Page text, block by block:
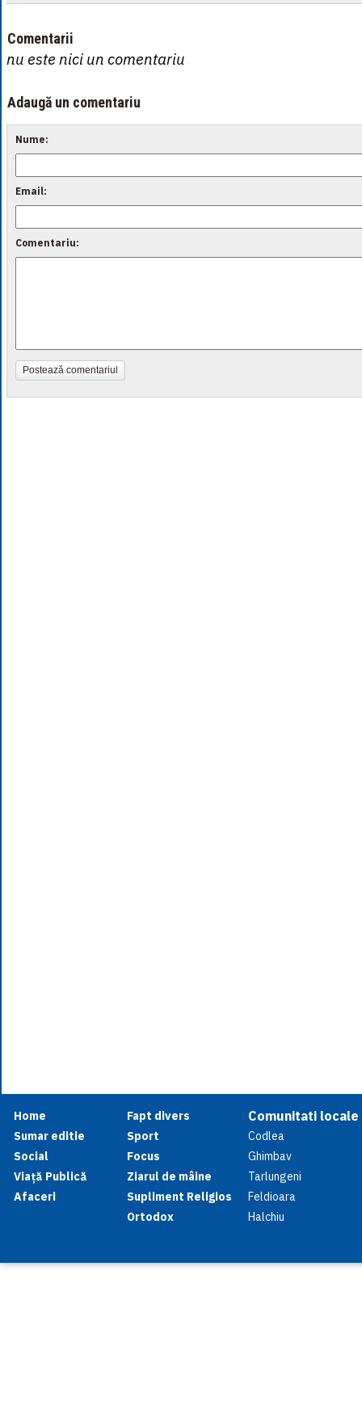
Comentarii
nu este nici un comentariu
Adaugă un comentariu
Nume:
Email:
Comentariu:
Postează comentariul
Home
Sumar editie
Social
Viață Publică
Afaceri
Fapt divers
Sport
Focus
Ziarul de mâine
Supliment Religios
Ortodox
Comunitati locale
Codlea
Ghimbav
Tarlungeni
Feldioara
Halchiu